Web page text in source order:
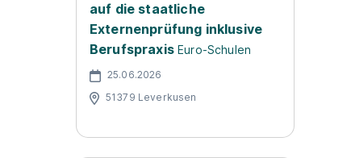
auf die staatliche
Externenprüfung inklusive
Berufspraxis Euro-Schulen
25.06.2026
51379 Leverkusen